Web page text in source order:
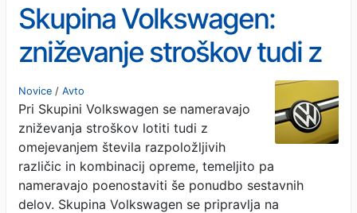
Skupina Volkswagen:
zniževanje stroškov tudi z
racionalizacijo komponent
Novice / Avto
Pri Skupini Volkswagen se nameravajo
zniževanja stroškov lotiti tudi z
omejevanjem števila razpoložljivih
različic in kombinacij opreme, temeljito pa
nameravajo poenostaviti še ponudbo sestavnih
delov. Skupina Volkswagen se pripravlja na